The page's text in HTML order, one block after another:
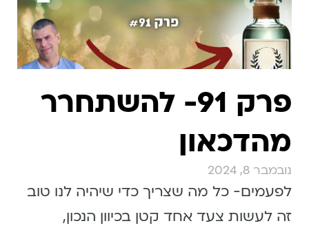
פרק 91- להשתחרר
מהדכאון
נובמבר 8, 2024
לפעמים- כל מה שצריך כדי שיהיה לנו טוב
זה לעשות צעד אחד קטן בכיוון הנכון,